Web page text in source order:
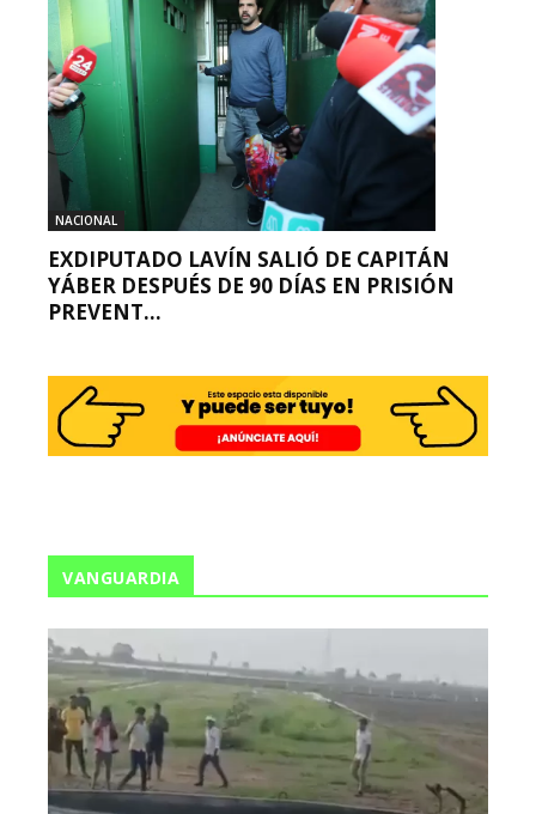
NACIONAL
EXDIPUTADO LAVÍN SALIÓ DE CAPITÁN
YÁBER DESPUÉS DE 90 DÍAS EN PRISIÓN
PREVENT...
VANGUARDIA